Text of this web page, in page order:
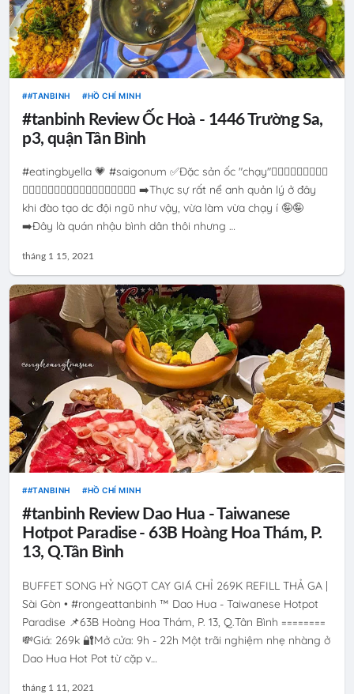
#TANBINH HỒ CHÍ MINH
#tanbinh Review Ốc Hoà - 1446 Trường Sa,
p3, quận Tân Bình
#eatingbyella 💗 #saigonum ✅Đặc sản ốc "chạy"🏃🏻‍♂️🏃🏻‍♂️🏃🏻‍♂️
🏃🏻‍♂️🏃🏻‍♂️🏃🏻‍♂️🏃🏻‍♂️🏃🏻‍♂️🏃🏻‍♂️ ➡️Thực sự rất nể anh quản lý ở đây
khi đào tạo dc đội ngũ như vậy, vừa làm vừa chạy í 🤪🤪
➡️Đây là quán nhậu bình dân thôi nhưng …
tháng 1 15, 2021
#TANBINH HỒ CHÍ MINH
#tanbinh Review Dao Hua - Taiwanese
Hotpot Paradise - 63B Hoàng Hoa Thám, P.
13, Q.Tân Bình
BUFFET SONG HỶ NGỌT CAY GIÁ CHỈ 269K REFILL THẢ GA |
Sài Gòn • #rongeattanbinh ™ Dao Hua - Taiwanese Hotpot
Paradise 📌63B Hoàng Hoa Thám, P. 13, Q.Tân Bình ========
💸Giá: 269k 🔐Mở cửa: 9h - 22h Một trãi nghiệm nhẹ nhàng ở
Dao Hua Hot Pot từ cặp v…
tháng 1 11, 2021